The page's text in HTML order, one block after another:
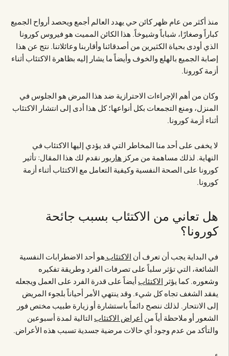
منذ أكثر من عام ظهر كائن حي يهدد العالم أجمع ويحصد أرواح الجميع
كباراً وصغارًا، شباباً وشيوخاً. هذا الكائن المميت هو فيروس كورونا
الذي أودى بحياة الكثيرين من أصدقائنا وأقاربنا وعائلاتنا. نتج عن هذا
إصابة الجميع بالهلع والخوف وأيضاً ما يشار إليه بظاهرة الاكتئاب أثناء
أزمة كورونا.
وكان من أهم الإجراءات الاحترازية ضد هذا المرض هو الجلوس في
المنزل، ومنع التجمعات بكل أنواعها؛ كل هذا أدى إلى انتشار الاكتئاب
أثناء أزمة كورونا.
لا يخفى على أحد منا المخاطر التي قد يؤدي إليها الاكتئاب في
النهاية. لذلك مساهمة من مركز هاربور نقدم لك هذا المقال: تأثير
كورونا على الصحة النفسية وكيفية التعامل مع الاكتئاب أثناء أزمة
كورونا.
هل تعاني من الاكتئاب بسبب جائحة
كورونا؟
في البداية يجب أن تعرف أن الاكتئاب هو أحد الاضطرابات النفسية
الشائعة، التي تؤثر سلباً على تصرفات الفرد وطريقة تفكيره
وشعوره. كما يؤثر الاكتئابأيضاً على قدرة الفرد على العمل ويجعله
يفقد الشغف تجاه كل شيء. وقد ينتهي الأمر أحياناً بلجوء المريض
إلى الانتحار. لذلك ننصح دائماً باستشارة أو زيارة طبيب مختص فور
الشعور أو ملاحظة أياً منأعراض الاكتئاب التالية لمدة أسبوعين
والتأكد من عدم وجود أي حالات مرضية جسدية تسبب هذه الأعراض.